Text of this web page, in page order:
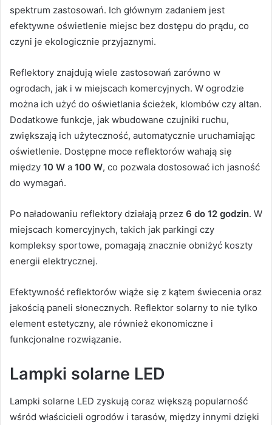
spektrum zastosowań. Ich głównym zadaniem jest
efektywne oświetlenie miejsc bez dostępu do prądu, co
czyni je ekologicznie przyjaznymi.
Reflektory znajdują wiele zastosowań zarówno w
ogrodach, jak i w miejscach komercyjnych. W ogrodzie
można ich użyć do oświetlania ścieżek, klombów czy altan.
Dodatkowe funkcje, jak wbudowane czujniki ruchu,
zwiększają ich użyteczność, automatycznie uruchamiając
oświetlenie. Dostępne moce reflektorów wahają się
między 10 W a 100 W, co pozwala dostosować ich jasność
do wymagań.
Po naładowaniu reflektory działają przez 6 do 12 godzin. W
miejscach komercyjnych, takich jak parkingi czy
kompleksy sportowe, pomagają znacznie obniżyć koszty
energii elektrycznej.
Efektywność reflektorów wiąże się z kątem świecenia oraz
jakością paneli słonecznych. Reflektor solarny to nie tylko
element estetyczny, ale również ekonomiczne i
funkcjonalne rozwiązanie.
Lampki solarne LED
Lampki solarne LED zyskują coraz większą popularność
wśród właścicieli ogrodów i tarasów, między innymi dzięki